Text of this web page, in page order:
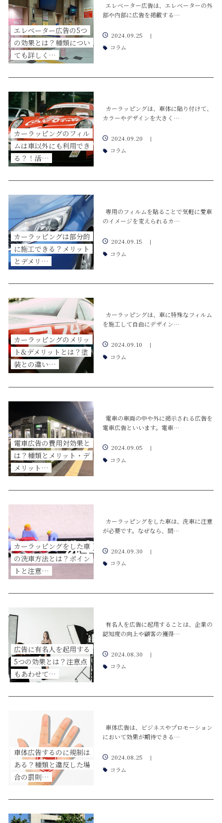
エレベーター広告の5つ
の効果とは？種類につい
ても詳しく…
エレベーター広告は、エレベーターの外
部や内部に広告を掲載する…
2024.09.25 |
コラム
カーラッピングのフィル
ムは車以外にも利用でき
る？！活…
カーラッピングは、車体に貼り付けて、
カラーやデザインを大きく…
2024.09.20 |
コラム
カーラッピングは部分的
に施工できる？メリット
とデメリ…
専用のフィルムを貼ることで気軽に愛車
のイメージを変えられるカ…
2024.09.15 |
コラム
カーラッピングのメリッ
ト&デメリットとは？塗
装との違い…
カーラッピングは、車に特殊なフィルム
を施工して自由にデザイン…
2024.09.10
コラム
電車広告の費用対効果と
は？種類とメリット・デ
メリット…
電車の車両の中や外に掲示される広告を
電車広告といいます。電車…
2024.09.05
コラム
カーラッピングをした車
の洗車方法とは？ポイン
トと注意…
カーラッピングをした車は、洗車に注意
が必要です。なぜなら、間…
2024.09.30 |
コラム
広告に有名人を起用する
5つの効果とは？注意点
もあわせて…
有名人を広告に起用することは、企業の
認知度の向上や顧客の獲得…
2024.08.30 |
コラム
車体広告するのに規制は
ある？種類と違反した場
合の罰則…
車体広告は、ビジネスやプロモーション
において効果が期待できる…
2024.08.25 |
コラム